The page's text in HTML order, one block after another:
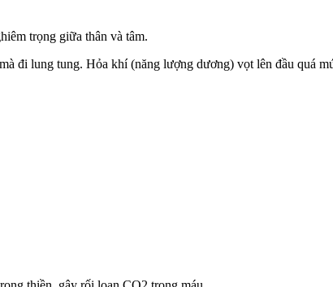
trọng giữa thân và tâm.
đi lung tung. Hỏa khí (năng lượng dương) vọt lên đầu quá